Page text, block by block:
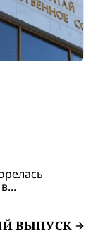
ВЫПУСК